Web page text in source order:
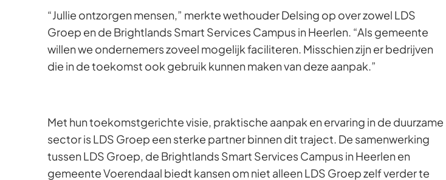
“Jullie ontzorgen mensen,” merkte wethouder Delsing op over zowel LDS
Groep en de Brightlands Smart Services Campus in Heerlen. “Als gemeente
willen we ondernemers zoveel mogelijk faciliteren. Misschien zijn er bedrijven
die in de toekomst ook gebruik kunnen maken van deze aanpak.”
Met hun toekomstgerichte visie, praktische aanpak en ervaring in de duurzame
sector is LDS Groep een sterke partner binnen dit traject. De samenwerking
tussen LDS Groep, de Brightlands Smart Services Campus in Heerlen en
gemeente Voerendaal biedt kansen om niet alleen LDS Groep zelf verder te